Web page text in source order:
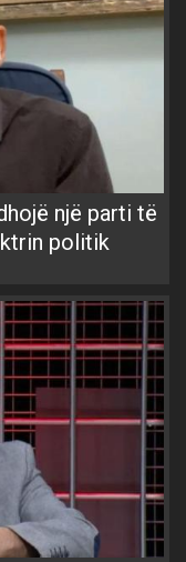
një parti të
politik